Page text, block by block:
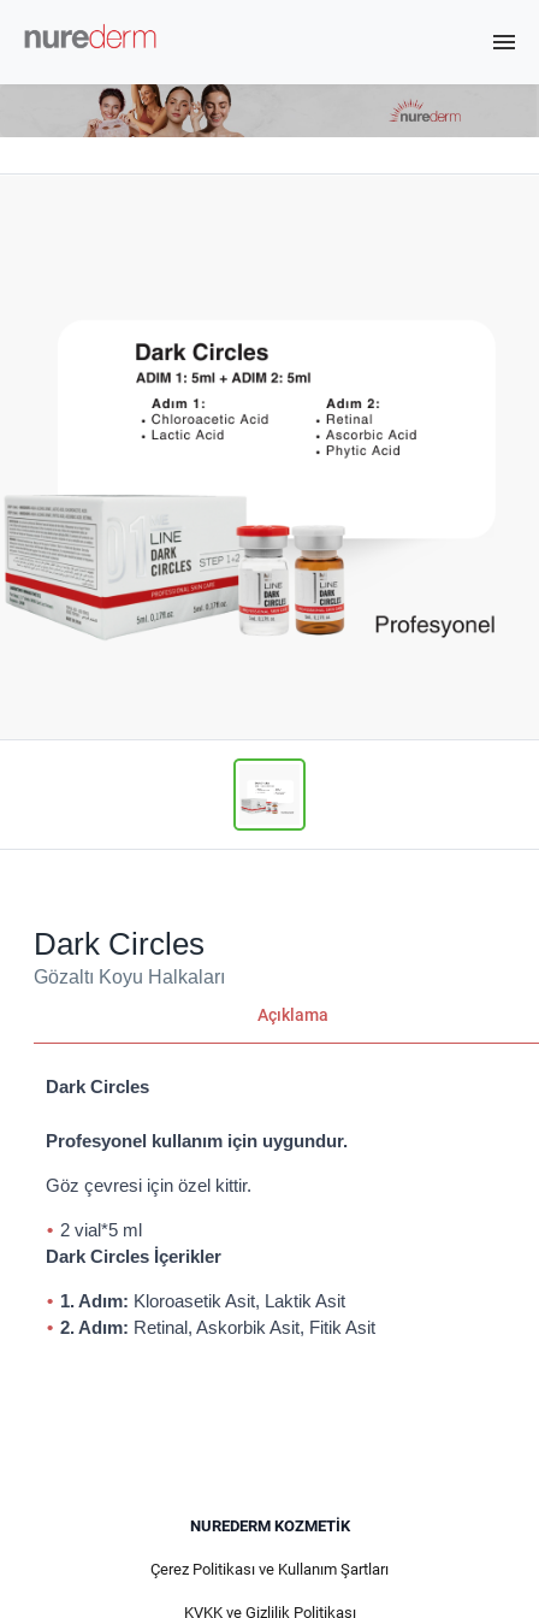
Dark Circles
Gözaltı Koyu Halkaları
Açıklama
Dark Circles
Profesyonel kullanım için uygundur.
Göz çevresi için özel kittir.
2 vial*5 ml
Dark Circles İçerikler
1. Adım: Kloroasetik Asit, Laktik Asit
2. Adım: Retinal, Askorbik Asit, Fitik Asit
NUREDERM KOZMETIK
Çerez Politikası ve Kullanım Şartları
KVKK ve Gizlilik Politikası